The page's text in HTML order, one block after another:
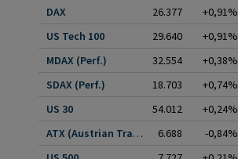
DAX 26.377
+0,91%
US Tech 100
29.640
+0,91%
MDAX (Perf.)
32.554
+0,38%
SDAX (Perf.)
18.703
+0,74%
US 30
54.012
+0,24%
ATX (Austrian Traded.
6.688
-0,84%